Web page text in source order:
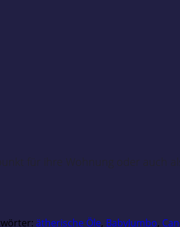
für ihre Wohnung oder auch
ätherische Öle, BabyJumbo,